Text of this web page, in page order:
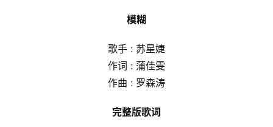
模糊
歌手 : 苏星婕
作词 : 蒲佳雯
作曲 : 罗森涛
完整版歌词